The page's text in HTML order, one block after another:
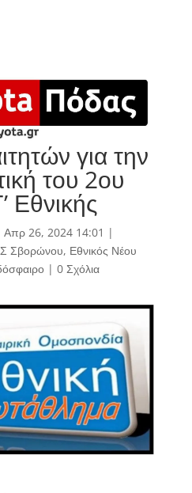
για την
του 2ου
Εθνικής
Απρ 26, 2024 14:01 |
Σβορώνου, Εθνικός Νέου
| 0 Σχόλια